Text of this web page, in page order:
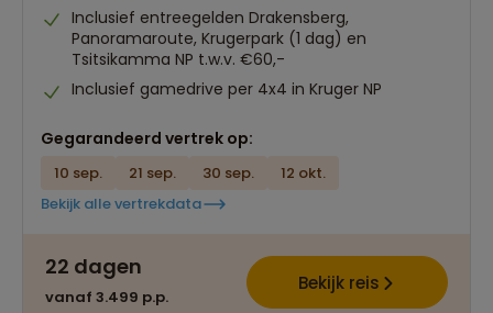
Inclusief entreegelden Drakensberg,
Panoramaroute, Krugerpark (1 dag) en
Tsitsikamma NP t.w.v. €60,-
Inclusief gamedrive per 4x4 in Kruger NP
Gegarandeerd vertrek op:
10 sep. 21 sep. 30 sep.
12 okt.
Bekijk alle vertrekdata
22 dagen
vanaf 3.499 p.p.
Bekijk reis